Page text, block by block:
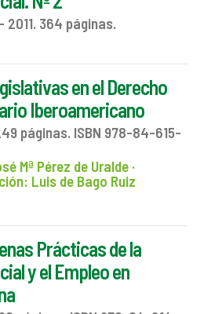
2011. 364 páginas.
en el Derecho
Iberoamericano
páginas. ISBN 978-84-615-
Mª Pérez de Uralde ·
Luis de Bago Ruiz
Prácticas de la
y el Empleo en